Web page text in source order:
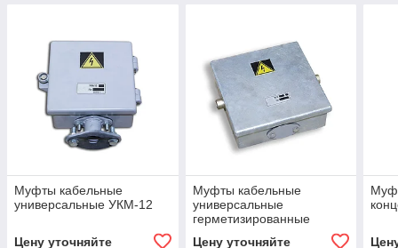
Муфты кабельные
универсальные УКМ-12
Цену уточняйте
Муфты кабельные
универсальные
герметизированные
Цену уточняйте